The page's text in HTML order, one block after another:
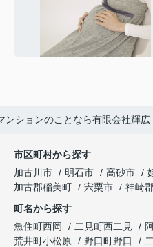
ンションのことなら有限会社輝広
市区町村から探す
加古川市
明石市 高砂市
加古郡稲美町
宍粟市
神崎
町名から探す
魚住町西岡
二見町西二見
荒井町小松原
野口町野口